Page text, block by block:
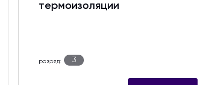
термоизоляции
разряд: 3